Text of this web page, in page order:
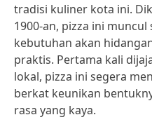
tradisi kuliner kota ini.
1900-an, pizza ini
kebutuhan akan
praktis. Pertama kali
lokal, pizza ini segera
berkat keunikan
rasa yang kaya.